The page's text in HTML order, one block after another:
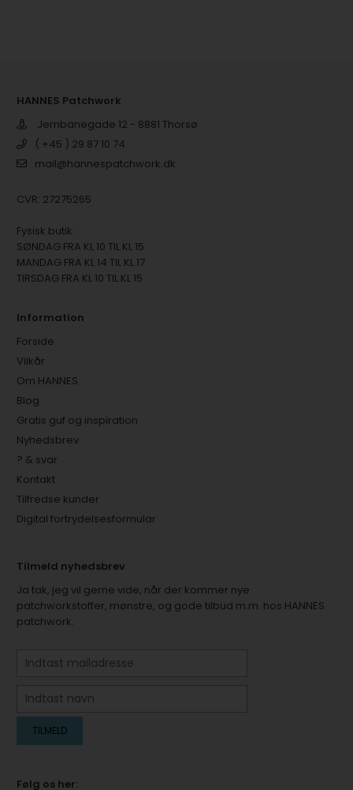
HANNES Patchwork
Jernbanegade 12 - 8881 Thorsø
( +45 ) 29 87 10 74
mail@hannespatchwork.dk
CVR: 27275265
Fysisk butik:
SØNDAG FRA KL 10 TIL KL 15
MANDAG FRA KL 14 TIL KL 17
TIRSDAG FRA KL 10 TIL KL 15
Information
Forside
Vilkår
Om HANNES
Blog
Gratis guf og inspiration
Nyhedsbrev
? & svar
Kontakt
Tilfredse kunder
Digital fortrydelsesformular
Tilmeld nyhedsbrev
Ja tak, jeg vil gerne vide, når der kommer nye
patchworkstoffer, mønstre, og gode tilbud m.m. hos HANNES
patchwork.
Følg os her: